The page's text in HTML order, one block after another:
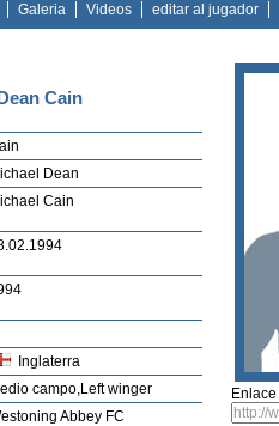
Galeria Videos editar al jugador
Cain
Dean
Cain
Inglaterra
campo,Left winger
Abbey FC